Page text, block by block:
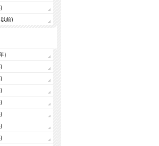
前)
）